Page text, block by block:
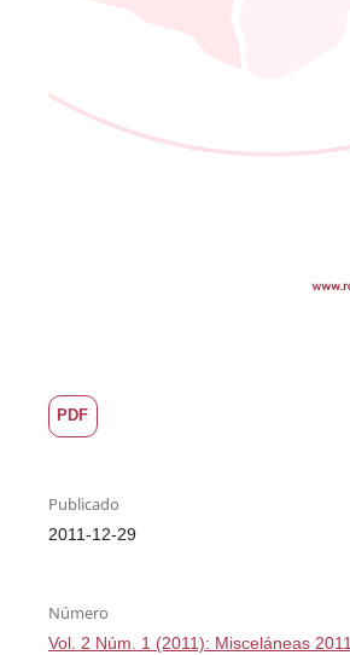
PDF
Publicado
2011-12-29
Número
Vol. 2 Núm. 1 (2011): Misceláneas 2011